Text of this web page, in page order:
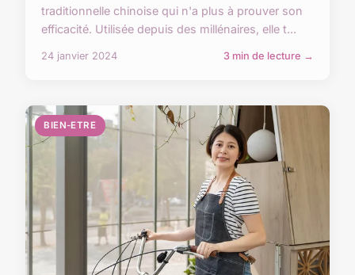
traditionnelle chinoise qui n'a plus à prouver son
efficacité. Utilisée depuis des millénaires, elle t...
24 janvier 2024 3 min de lecture →
BIEN-ETRE